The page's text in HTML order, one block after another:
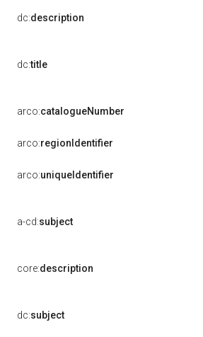
dc:description
dc:title
arco:catalogueNumber
arco:regionIdentifier
arco:uniqueIdentifier
a-cd:subject
core:description
dc:subject